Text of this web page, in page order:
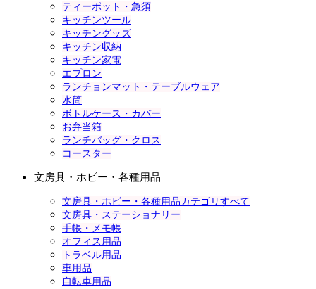
ティーポット・急須
キッチンツール
キッチングッズ
キッチン収納
キッチン家電
エプロン
ランチョンマット・テーブルウェア
水筒
ボトルケース・カバー
お弁当箱
ランチバッグ・クロス
コースター
文房具・ホビー・各種用品
文房具・ホビー・各種用品カテゴリすべて
文房具・ステーショナリー
手帳・メモ帳
オフィス用品
トラベル用品
車用品
自転車用品